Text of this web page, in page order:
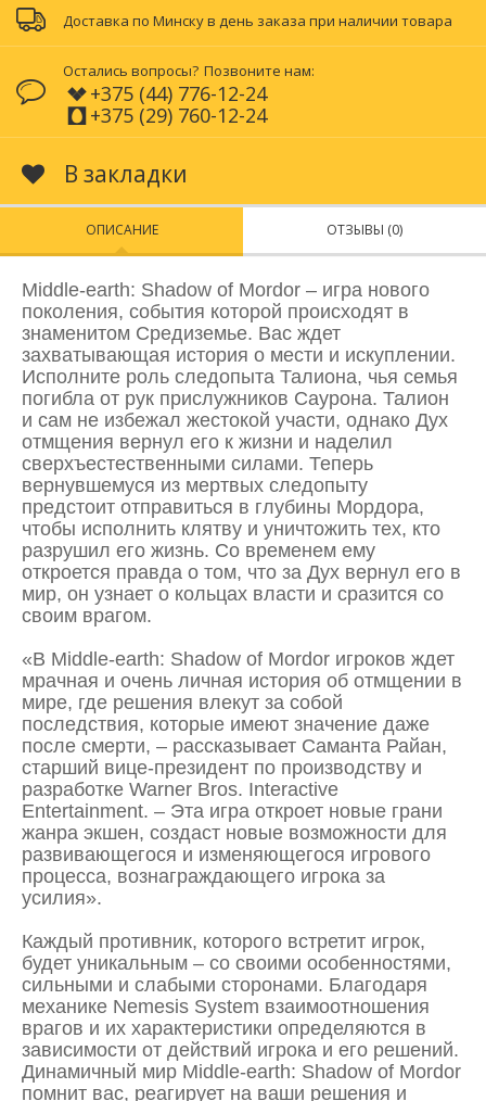
Доставка по Минску в день заказа при наличии товара
Остались вопросы? Позвоните нам:
+375 (44) 776-12-24
+375 (29) 760-12-24
В закладки
ОПИСАНИЕ ОТЗЫВЫ (0)
Middle-earth: Shadow of Mordor – игра нового
поколения, события которой происходят в
знаменитом Средиземье. Вас ждет
захватывающая история о мести и искуплении.
Исполните роль следопыта Талиона, чья семья
погибла от рук прислужников Саурона. Талион
и сам не избежал жестокой участи, однако Дух
отмщения вернул его к жизни и наделил
сверхъестественными силами. Теперь
вернувшемуся из мертвых следопыту
предстоит отправиться в глубины Мордора,
чтобы исполнить клятву и уничтожить тех, кто
разрушил его жизнь. Со временем ему
откроется правда о том, что за Дух вернул его в
мир, он узнает о кольцах власти и сразится со
своим врагом.
«В Middle-earth: Shadow of Mordor игроков ждет
мрачная и очень личная история об отмщении в
мире, где решения влекут за собой
последствия, которые имеют значение даже
после смерти, – рассказывает Саманта Райан,
старший вице-президент по производству и
разработке Warner Bros. Interactive
Entertainment. – Эта игра откроет новые грани
жанра экшен, создаст новые возможности для
развивающегося и изменяющегося игрового
процесса, вознаграждающего игрока за
усилия».
Каждый противник, которого встретит игрок,
будет уникальным – со своими особенностями,
сильными и слабыми сторонами. Благодаря
механике Nemesis System взаимоотношения
врагов и их характеристики определяются в
зависимости от действий игрока и его решений.
Динамичный мир Middle-earth: Shadow of Mordor
помнит вас, реагирует на ваши решения и